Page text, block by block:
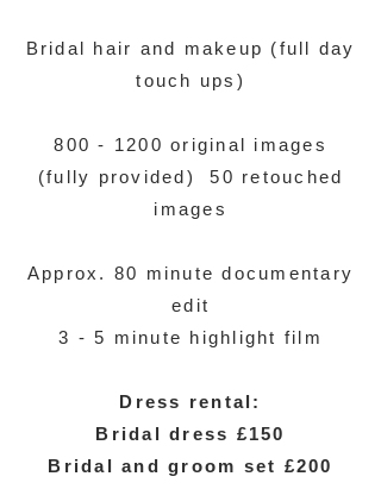
Bridal hair and makeup (full day
touch ups)
800 - 1200 original images
(fully provided) 50 retouched
images
Approx. 80 minute documentary
edit
3 - 5 minute highlight film
Dress rental:
Bridal dress £150
Bridal and groom set £200